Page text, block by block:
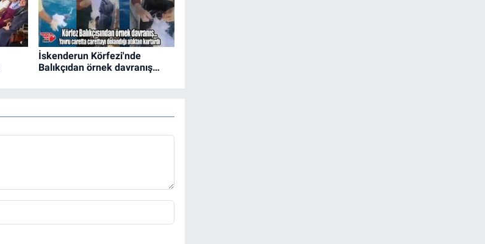
İskenderun Körfezi'nde
Balıkçıdan örnek davranış…